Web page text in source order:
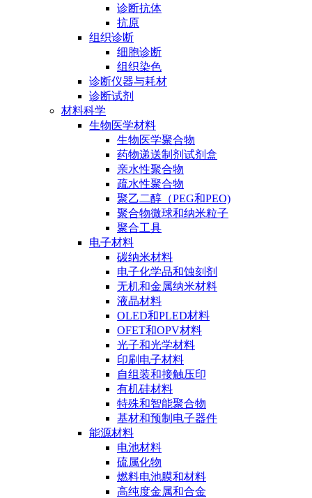
诊断抗体
抗原
组织诊断
细胞诊断
组织染色
诊断仪器与耗材
诊断试剂
材料科学
生物医学材料
生物医学聚合物
药物递送制剂试剂盒
亲水性聚合物
疏水性聚合物
聚乙二醇（PEG和PEO)
聚合物微球和纳米粒子
聚合工具
电子材料
碳纳米材料
电子化学品和蚀刻剂
无机和金属纳米材料
液晶材料
OLED和PLED材料
OFET和OPV材料
光子和光学材料
印刷电子材料
自组装和接触压印
有机硅材料
特殊和智能聚合物
基材和预制电子器件
能源材料
电池材料
硫属化物
燃料电池膜和材料
高纯度金属和合金